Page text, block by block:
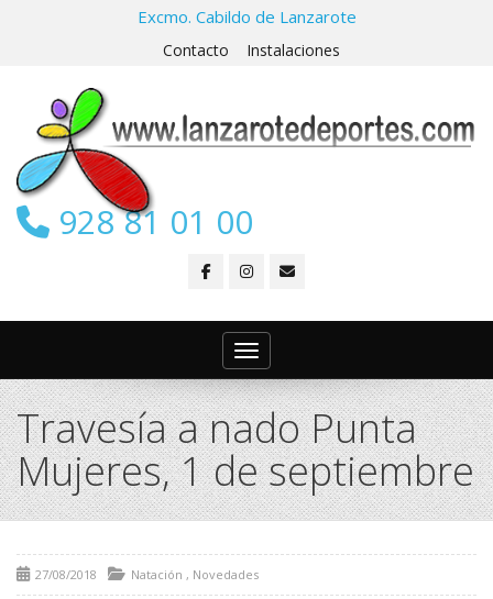
Excmo. Cabildo de Lanzarote
Contacto Instalaciones
928 81 01 00
Toggle navigation
Travesía a nado Punta
Mujeres, 1 de septiembre
27/08/2018 Natación , Novedades